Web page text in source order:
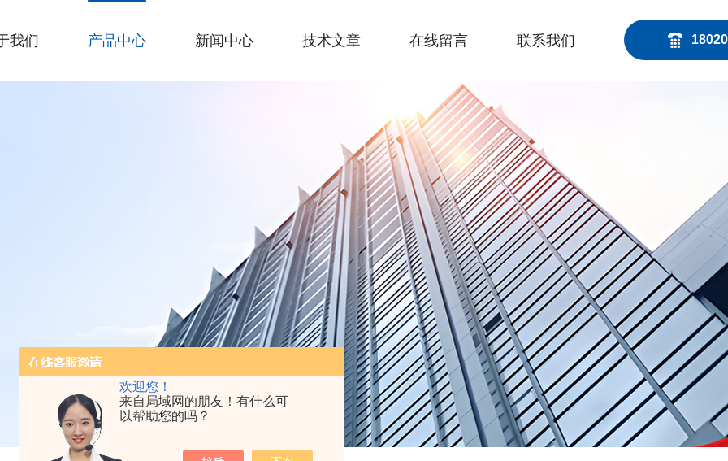
欢迎您！
来自局域网的朋友！有什么可
以帮助您的吗？
我们 产品中心 新闻中心 技术文章 在线留言 联系我们